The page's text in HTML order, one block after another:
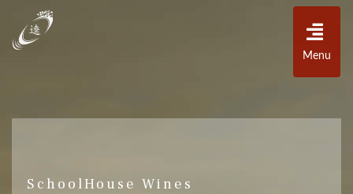
Menu
SchoolHouse Wines